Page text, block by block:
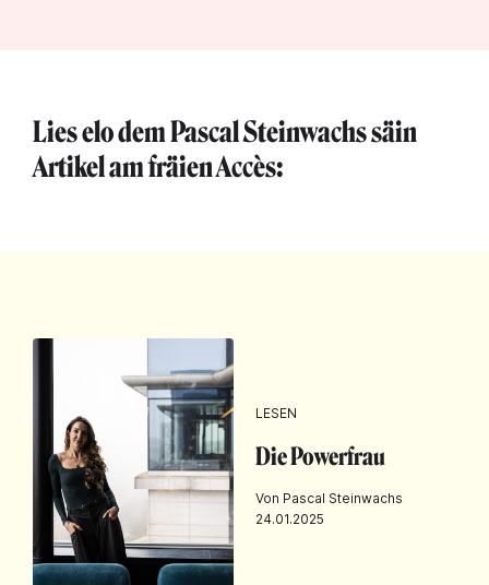
Lies elo dem Pascal Steinwachs säin
Artikel am fräien Accès:
LESEN
Die Powerfrau
Von Pascal Steinwachs
24.01.2025